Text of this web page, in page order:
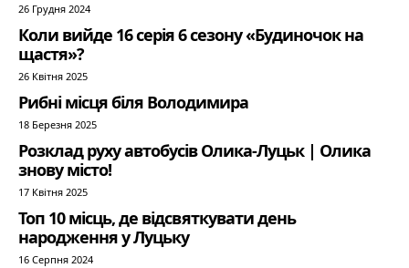
26 Грудня 2024
Коли вийде 16 серія 6 сезону «Будиночок на
щастя»?
26 Квітня 2025
Рибні місця біля Володимира
18 Березня 2025
Розклад руху автобусів Олика-Луцьк | Олика
знову місто!
17 Квітня 2025
Топ 10 місць, де відсвяткувати день
народження у Луцьку
16 Серпня 2024